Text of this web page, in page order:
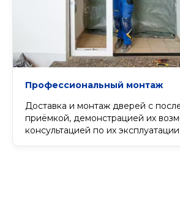
Профессиональный монтаж
Доставка и монтаж дверей с
приёмкой, демонстрацией их
консультацией по их эксплуатации.